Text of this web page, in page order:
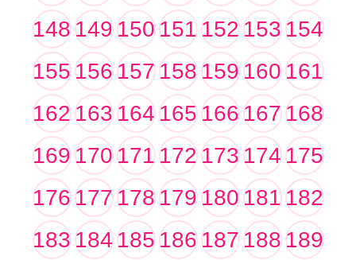
148149150151152153154
155156157158159160161
162163164165166167168
169170171172173174175
176177178179180181182
183184185186187188189